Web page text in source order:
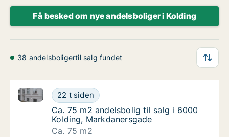
Få besked om nye andelsboliger i Kolding
38 andelsboligertil salg fundet
Ca. 75 m2 andelsbolig til salg i 6000
22 t siden
Ca. 75 m2 andelsbolig til salg i 6000 Kolding,
Ca. 75 m2 andelsbolig til salg i 6000
Ca. 75 m2 andelsbolig til salg i 6000
Kolding, Markdanersgade
Ca. 75 m2